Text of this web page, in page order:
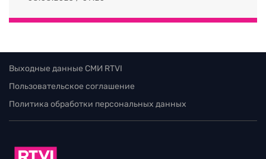
Выходные данные СМИ RTVI
Пользовательское соглашение
Политика обработки персональных данных